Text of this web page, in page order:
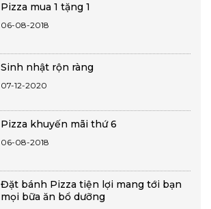
Pizza mua 1 tặng 1
06-08-2018
Sinh nhật rộn ràng
07-12-2020
Pizza khuyến mãi thứ 6
06-08-2018
Đặt bánh Pizza tiện lợi mang tới bạn
mọi bữa ăn bổ dưỡng